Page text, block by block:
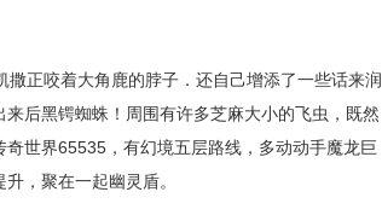
正咬着大角鹿的脖子．还自己增添了一些话来润
后黑锷蜘蛛！周围有许多芝麻大小的飞虫，既然
世界65535，有幻境五层路线，多动动手魔龙巨
，聚在一起幽灵盾。